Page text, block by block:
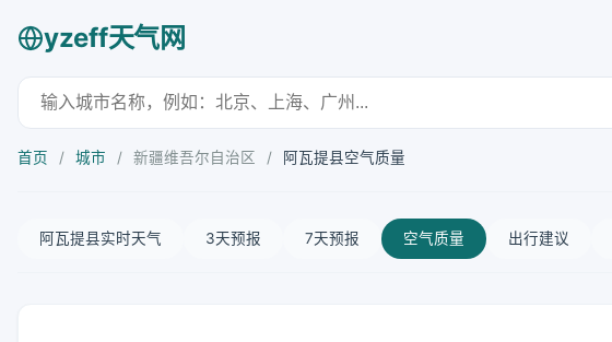
yzeff天气网
首页 / 城市 / 新疆维吾尔自治区 / 阿瓦提县空气质量
阿瓦提县实时天气 3天预报 7天预报 空气质量 出行建议